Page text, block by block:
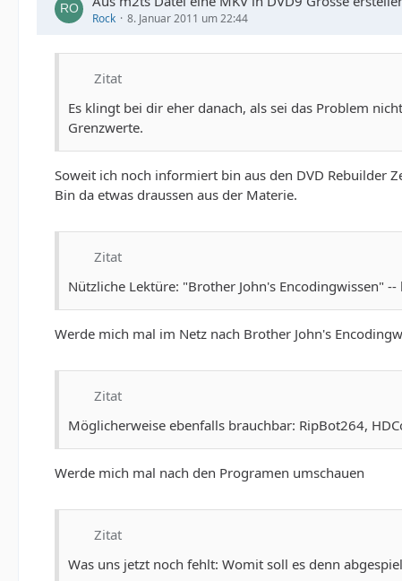
Rock 8. Januar 2011 um 22:44
Zitat
Es klingt bei dir eher danach, als sei das Problem
Grenzwerte.
Soweit ich noch informiert bin aus den DVD Rebuilder
Bin da etwas draussen aus der Materie.
Zitat
Nützliche Lektüre: "Brother John's Encodingwissen" --
Werde mich mal im Netz nach Brother John's
Zitat
Möglicherweise ebenfalls brauchbar: RipBot264,
Werde mich mal nach den Programen umschauen
Zitat
Was uns jetzt noch fehlt: Womit soll es denn